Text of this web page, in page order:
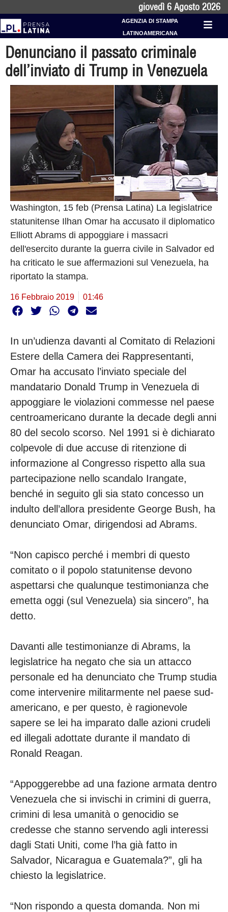
giovedì 6 Agosto 2026
AGENZIA DI STAMPA
LATINOAMERICANA
Denunciano il passato criminale
dell’inviato di Trump in Venezuela
Washington, 15 feb (Prensa Latina) La legislatrice
statunitense Ilhan Omar ha accusato il diplomatico
Elliott Abrams di appoggiare i massacri
dell'esercito durante la guerra civile in Salvador ed
ha criticato le sue affermazioni sul Venezuela, ha
riportato la stampa.
16 Febbraio 2019 01:46
In un’udienza davanti al Comitato di Relazioni
Estere della Camera dei Rappresentanti,
Omar ha accusato l’inviato speciale del
mandatario Donald Trump in Venezuela di
appoggiare le violazioni commesse nel paese
centroamericano durante la decade degli anni
80 del secolo scorso. Nel 1991 si è dichiarato
colpevole di due accuse di ritenzione di
informazione al Congresso rispetto alla sua
partecipazione nello scandalo Irangate,
benché in seguito gli sia stato concesso un
indulto dell’allora presidente George Bush, ha
denunciato Omar, dirigendosi ad Abrams.
“Non capisco perché i membri di questo
comitato o il popolo statunitense devono
aspettarsi che qualunque testimonianza che
emetta oggi (sul Venezuela) sia sincero”, ha
detto.
Davanti alle testimonianze di Abrams, la
legislatrice ha negato che sia un attacco
personale ed ha denunciato che Trump studia
come intervenire militarmente nel paese sud-
americano, e per questo, è ragionevole
sapere se lei ha imparato dalle azioni crudeli
ed illegali adottate durante il mandato di
Ronald Reagan.
“Appoggerebbe ad una fazione armata dentro
Venezuela che si invischi in crimini di guerra,
crimini di lesa umanità o genocidio se
credesse che stanno servendo agli interessi
dagli Stati Uniti, come l’ha già fatto in
Salvador, Nicaragua e Guatemala?”, gli ha
chiesto la legislatrice.
“Non rispondo a questa domanda. Non mi